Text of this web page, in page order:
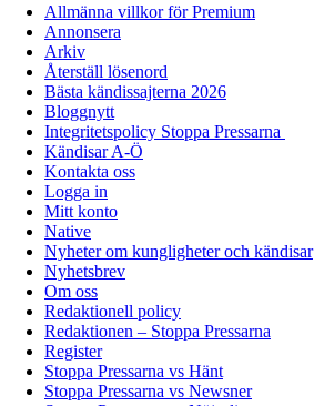
Allmänna villkor för Premium
Annonsera
Arkiv
Återställ lösenord
Bästa kändissajterna 2026
Bloggnytt
Integritetspolicy Stoppa Pressarna
Kändisar A-Ö
Kontakta oss
Logga in
Mitt konto
Native
Nyheter om kungligheter och kändisar
Nyhetsbrev
Om oss
Redaktionell policy
Redaktionen – Stoppa Pressarna
Register
Stoppa Pressarna vs Hänt
Stoppa Pressarna vs Newsner